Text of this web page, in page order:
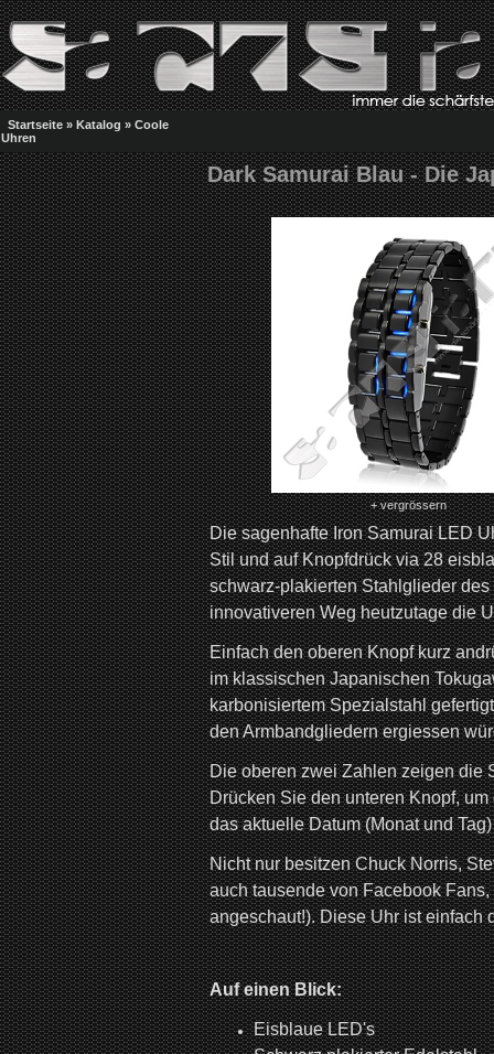
Startseite » Katalog » Coole
Uhren
Dark Samurai Blau - Die
+ vergrössern
Die sagenhafte Iron Samurai LED
Stil und auf Knopfdrück via 28
schwarz-plakierten Stahlglieder
innovativeren Weg heutzutage die
Einfach den oberen Knopf kurz
im klassischen Japanischen
karbonisiertem Spezialstahl
den Armbandgliedern ergiessen
Die oberen zwei Zahlen zeigen die
Drücken Sie den unteren Knopf,
das aktuelle Datum (Monat und
Nicht nur besitzen Chuck Norris,
auch tausende von Facebook
angeschaut!). Diese Uhr ist einfach
Auf einen Blick:
Eisblaue LED's